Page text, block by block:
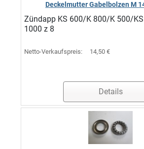
Deckelmutter Gabelbolzen M
Zündapp KS 600/K 800/K 500/KS
1000 z 8
Netto-Verkaufspreis: 14,50 €
Details